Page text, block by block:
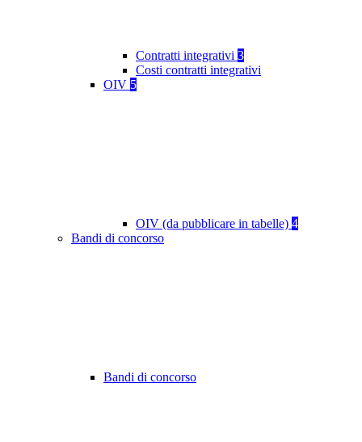
Contratti integrativi 3
Costi contratti integrativi
OIV 5
OIV (da pubblicare in tabelle) 4
Bandi di concorso
Bandi di concorso